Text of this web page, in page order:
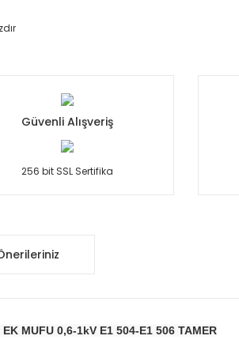
Güvenli Alışveriş
256 bit SSL Sertifika
MUFU 0,6-1kV E1 504-E1 506 TAMER